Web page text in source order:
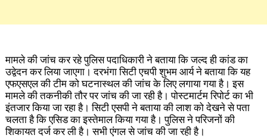
मामले की जांच कर रहे पुलिस पदाधिकारी ने बताया कि जल्द ही कांड का
उद्वेदन कर लिया जाएगा। दरभंगा सिटी एचपी शुभम आर्य ने बताया कि यह
एफएसएल की टीम को घटनास्थल की जांच के लिए लगाया गया है। इस
मामले की तकनीकी तौर पर जांच की जा रही है। पोस्टमार्टम रिपोर्ट का भी
इंतजार किया जा रहा है। सिटी एसपी ने बताया की लाश को देखने से पता
चलता है कि एसिड का इस्तेमाल किया गया है। पुलिस ने परिजनों की
शिकायत दर्ज कर ली है। सभी एंगल से जांच की जा रही है।